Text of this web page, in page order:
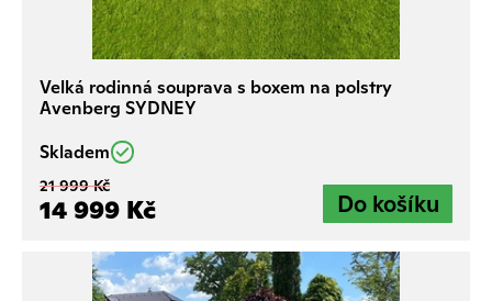
Velká rodinná souprava s boxem na polstry
Avenberg SYDNEY
Skladem
21 999 Kč
14 999 Kč